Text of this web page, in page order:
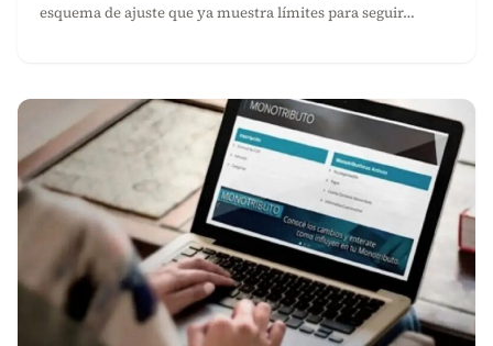
esquema de ajuste que ya muestra límites para seguir…